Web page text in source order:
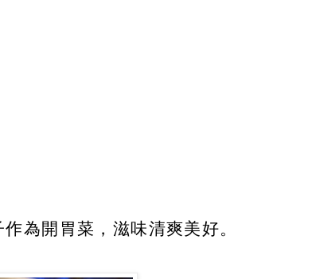
為開胃菜，滋味清爽美好。